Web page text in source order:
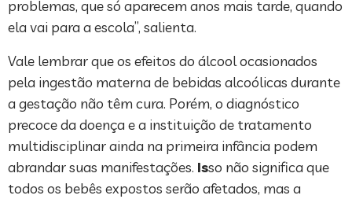
problemas, que só aparecem anos mais tarde, quando
ela vai para a escola”, salienta.
Vale lembrar que os efeitos do álcool ocasionados
pela ingestão materna de bebidas alcoólicas durante
a gestação não têm cura. Porém, o diagnóstico
precoce da doença e a instituição de tratamento
multidisciplinar ainda na primeira infância podem
abrandar suas manifestações. Isso não significa que
todos os bebês expostos serão afetados, mas a